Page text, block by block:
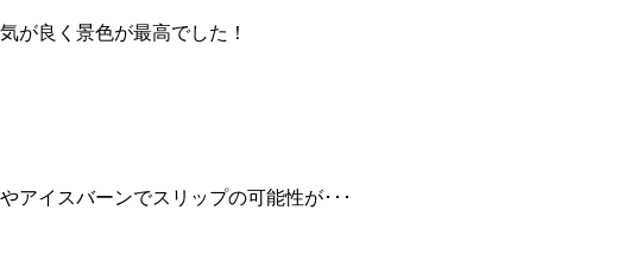
が良く景色が最高でした！
アイスバーンでスリップの可能性が･･･